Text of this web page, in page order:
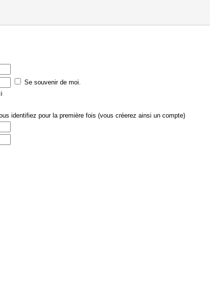
Se souvenir de moi.
identifiez pour la première fois (vous créerez ainsi un compte)